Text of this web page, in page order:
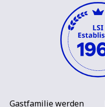
Gastfamilie werden